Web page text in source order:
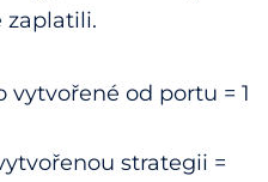
zaplatili.
vytvořené od portu = 1
strategii =